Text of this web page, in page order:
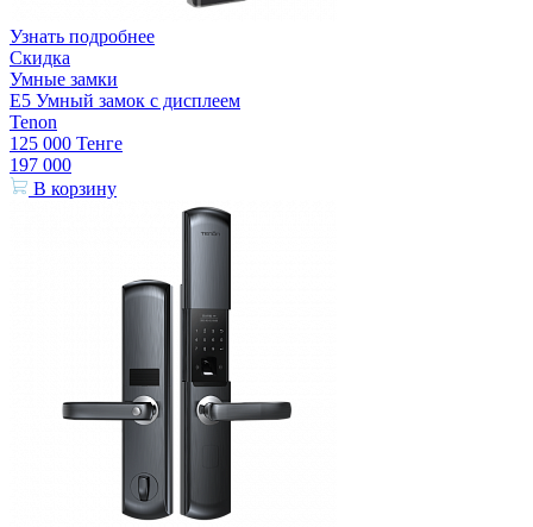
Узнать подробнее
Скидка
Умные замки
E5 Умный замок с дисплеем
Tenon
125 000 Тенге
197 000
В корзину